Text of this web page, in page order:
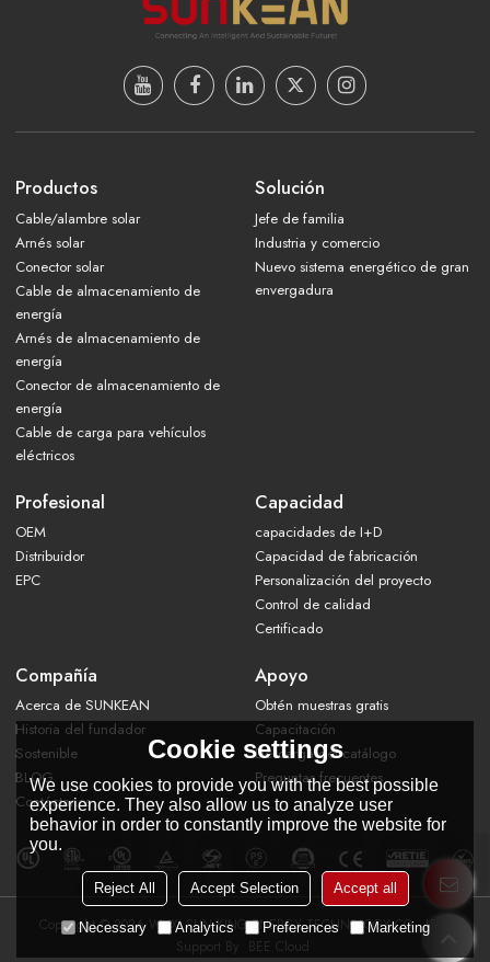
Productos
Cable/alambre solar
Arnés solar
Conector solar
Cable de almacenamiento de
energía
Arnés de almacenamiento de
energía
Conector de almacenamiento de
energía
Cable de carga para vehículos
eléctricos
Solución
Jefe de familia
Industria y comercio
Nuevo sistema energético de gran
envergadura
Profesional
OEM
Distribuidor
EPC
Capacidad
capacidades de I+D
Capacidad de fabricación
Personalización del proyecto
Control de calidad
Certificado
Compañía
Acerca de SUNKEAN
Historia del fundador
Sostenible
BLOG
Contáctanos
Apoyo
Obtén muestras gratis
Capacitación
Descarga del catálogo
Preguntas frecuentes
Copyright © 2026WUXI SUN KING ENERGY TECHNOLOGY CO., LTD.
Support By BEE Cloud
Cookie settings
We use cookies to provide you with the best possible
experience. They also allow us to analyze user
behavior in order to constantly improve the website for
you.
Reject All Accept Selection Accept all
Necessary Analytics Preferences Marketing